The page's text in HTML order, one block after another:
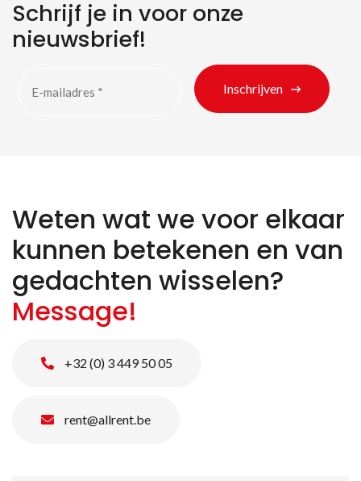
Schrijf je in voor onze
nieuwsbrief!
Inschrijven
Weten wat we voor elkaar
kunnen betekenen en van
gedachten wisselen?
Message!
+32 (0) 3 449 50 05
rent@allrent.be